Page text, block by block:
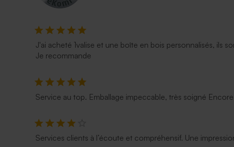
J'ai acheté 1valise et une boîte en bois personnalisés, ils
Je recommande
Service au top. Emballage impeccable, très soigné
Services clients à l’écoute et compréhensif. Une